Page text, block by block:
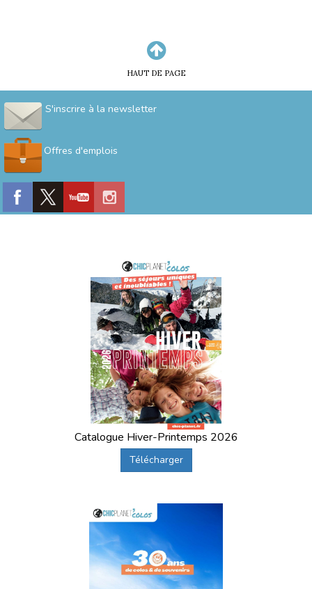
HAUT DE PAGE
S'inscrire à la newsletter
Offres d'emplois
Catalogue Hiver-Printemps 2026
Télécharger